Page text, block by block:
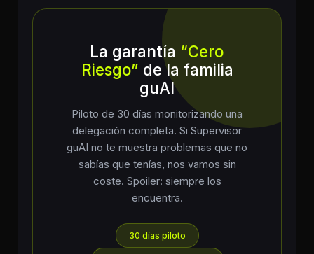
La garantía “Cero
Riesgo” de la familia
guAI
Piloto de 30 días monitorizando una
delegación completa. Si Supervisor
guAI no te muestra problemas que no
sabías que tenías, nos vamos sin
coste. Spoiler: siempre los
encuentra.
30 días piloto